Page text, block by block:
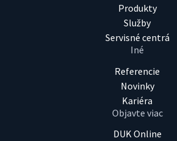
Produkty
Služby
Servisné centrá
Iné
Referencie
Novinky
Kariéra
Objavte viac
DUK Online